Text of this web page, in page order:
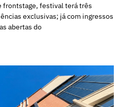
frontstage, festival terá três
exclusivas; já com ingressos
abertas do